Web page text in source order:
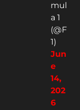
mul
a 1
(@F
1)
Jun
e
14,
202
6